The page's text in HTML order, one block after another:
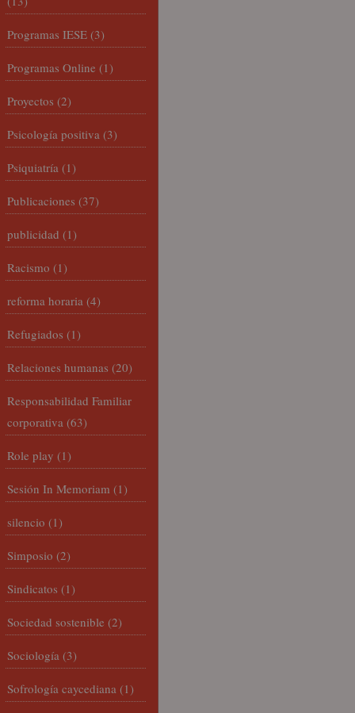
Programas IESE (3)
Programas Online (1)
Proyectos (2)
Psicología positiva (3)
Psiquiatría (1)
Publicaciones (37)
publicidad (1)
Racismo (1)
reforma horaria (4)
Refugiados (1)
Relaciones humanas (20)
Responsabilidad Familiar
corporativa (63)
Role play (1)
Sesión In Memoriam (1)
silencio (1)
Simposio (2)
Sindicatos (1)
Sociedad sostenible (2)
Sociología (3)
Sofrología caycediana (1)